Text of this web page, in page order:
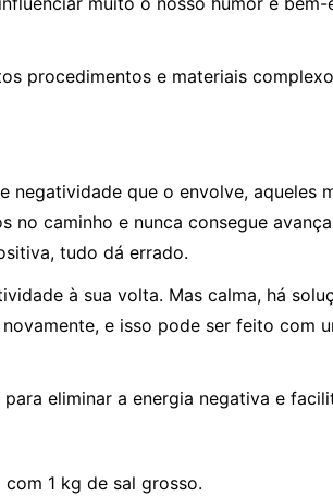
procedimentos e materiais
que o envolve, aqueles
caminho e nunca consegue
tudo dá errado.
à sua volta. Mas calma, há
e isso pode ser feito com
eliminar a energia negativa e
1 kg de sal grosso.